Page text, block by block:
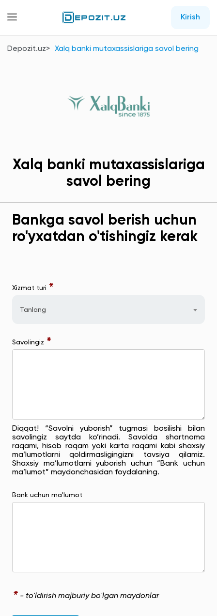
Kirish
Depozit.uz Xalq banki mutaxassislariga savol bering
Xalq banki mutaxassislariga
savol bering
Bankga savol berish uchun
ro'yxatdan o'tishingiz kerak
Xizmat turi *
Tanlang
Savolingiz *
Diqqat! “Savolni yuborish” tugmasi bosilishi bilan
savolingiz saytda ko’rinadi. Savolda shartnoma
raqami, hisob raqam yoki karta raqami kabi shaxsiy
ma’lumotlarni qoldirmasligingizni tavsiya qilamiz.
Shaxsiy ma’lumotlarni yuborish uchun “Bank uchun
ma’lumot” maydonchasidan foydalaning.
Bank uchun ma'lumot
* - to'ldirish majburiy bo'lgan maydonlar